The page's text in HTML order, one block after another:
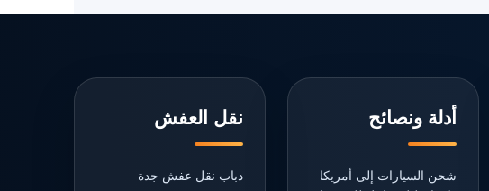
أدلة ونصائح
شحن السيارات إلى أمريكا
نقل العفش
دباب نقل عفش جدة